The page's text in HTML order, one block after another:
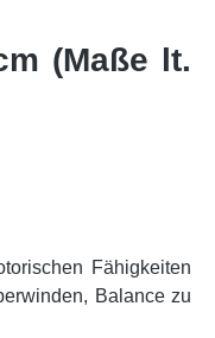
(Maße lt.
Fähigkeiten
Balance zu